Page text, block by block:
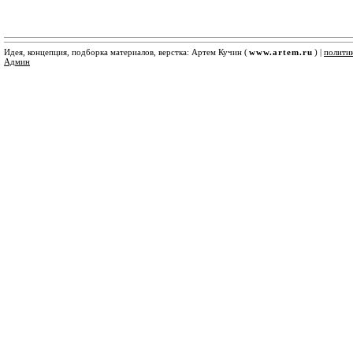
Идея, концепция, подборка материалов, верстка: Артем Кучин (www.artem.ru ) |
Админ